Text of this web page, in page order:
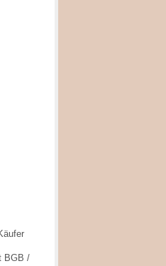
BGB /